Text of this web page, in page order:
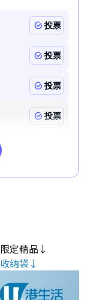
定精品↓
纳袋↓